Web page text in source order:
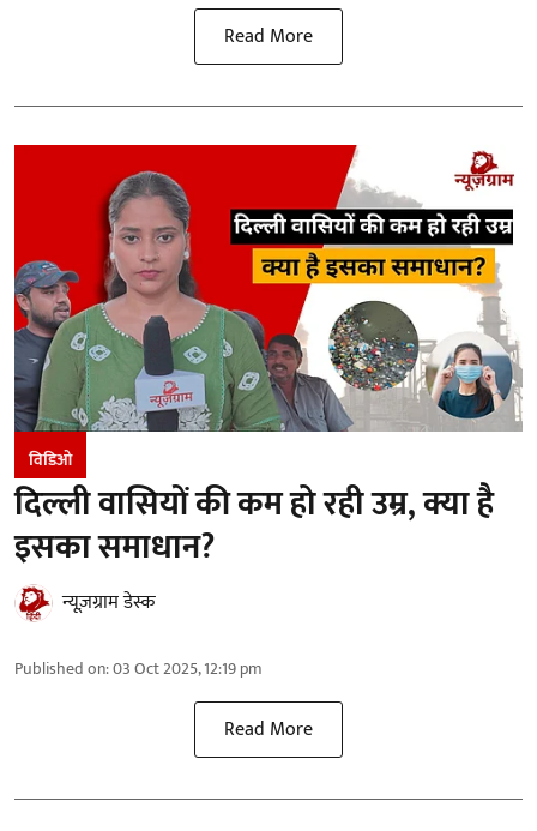
Read More
विडिओ
दिल्ली वासियों की कम हो रही उम्र, क्या है
इसका समाधान?
न्यूज़ग्राम डेस्क
Published on:03 Oct 2025, 12:19 pm
Read More